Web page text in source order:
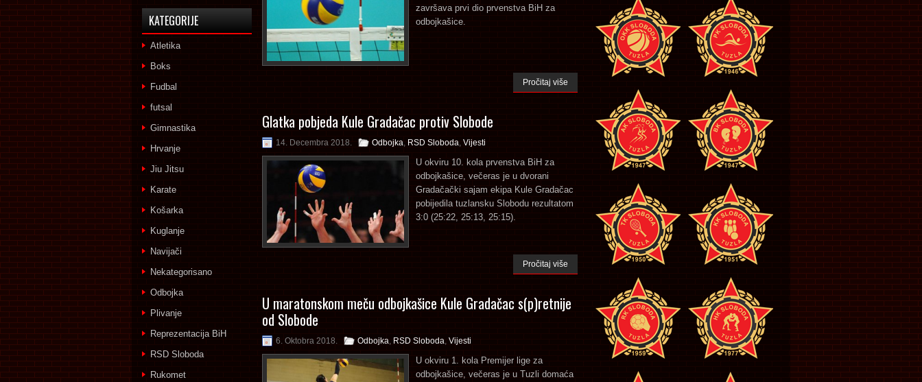
završava prvi dio prvenstva BiH za
odbojkašice.
Pročitaj više
Glatka pobjeda Kule Gradačac protiv Slobode
14. Decembra 2018. Odbojka, RSD Sloboda, Vijesti
U okviru 10. kola prvenstva BiH za
odbojkašice, večeras je u dvorani
Gradačački sajam ekipa Kule Gradačac
pobijedila tuzlansku Slobodu rezultatom
3:0 (25:22, 25:13, 25:15).
Pročitaj više
U maratonskom meču odbojkašice Kule Gradačac s(p)retnije
od Slobode
6. Oktobra 2018. Odbojka, RSD Sloboda, Vijesti
U okviru 1. kola Premijer lige za
odbojkašice, večeras je u Tuzli domaća
KATEGORIJE
Atletika
Boks
Fudbal
futsal
Gimnastika
Hrvanje
Jiu Jitsu
Karate
Košarka
Kuglanje
Navijači
Nekategorisano
Odbojka
Plivanje
Reprezentacija BiH
RSD Sloboda
Rukomet